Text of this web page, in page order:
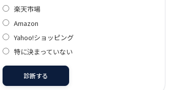
楽天市場
Amazon
Yahoo!ショッピング
特に決まっていない
診断する